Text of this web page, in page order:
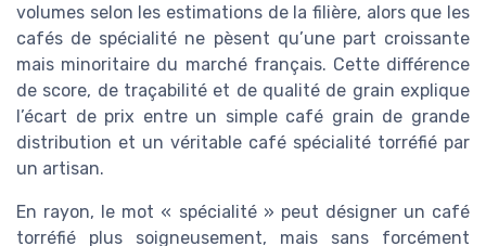
volumes selon les estimations de la filière, alors que les
cafés de spécialité ne pèsent qu’une part croissante
mais minoritaire du marché français. Cette différence
de score, de traçabilité et de qualité de grain explique
l’écart de prix entre un simple café grain de grande
distribution et un véritable café spécialité torréfié par
un artisan.
En rayon, le mot « spécialité » peut désigner un café
torréfié plus soigneusement, mais sans forcément